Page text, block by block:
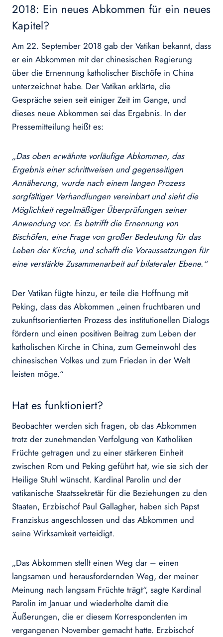
2018: Ein neues Abkommen für ein neues
Kapitel?
Am 22. September 2018 gab der Vatikan bekannt, dass
er ein Abkommen mit der chinesischen Regierung
über die Ernennung katholischer Bischöfe in China
unterzeichnet habe. Der Vatikan erklärte, die
Gespräche seien seit einiger Zeit im Gange, und
dieses neue Abkommen sei das Ergebnis. In der
Pressemitteilung heißt es:
„Das oben erwähnte vorläufige Abkommen, das
Ergebnis einer schrittweisen und gegenseitigen
Annäherung, wurde nach einem langen Prozess
sorgfältiger Verhandlungen vereinbart und sieht die
Möglichkeit regelmäßiger Überprüfungen seiner
Anwendung vor. Es betrifft die Ernennung von
Bischöfen, eine Frage von großer Bedeutung für das
Leben der Kirche, und schafft die Voraussetzungen für
eine verstärkte Zusammenarbeit auf bilateraler Ebene.“
Der Vatikan fügte hinzu, er teile die Hoffnung mit
Peking, dass das Abkommen „einen fruchtbaren und
zukunftsorientierten Prozess des institutionellen Dialogs
fördern und einen positiven Beitrag zum Leben der
katholischen Kirche in China, zum Gemeinwohl des
chinesischen Volkes und zum Frieden in der Welt
leisten möge.“
Hat es funktioniert?
Beobachter werden sich fragen, ob das Abkommen
trotz der zunehmenden Verfolgung von Katholiken
Früchte getragen und zu einer stärkeren Einheit
zwischen Rom und Peking geführt hat, wie sie sich der
Heilige Stuhl wünscht. Kardinal Parolin und der
vatikanische Staatssekretär für die Beziehungen zu den
Staaten, Erzbischof Paul Gallagher, haben sich Papst
Franziskus angeschlossen und das Abkommen und
seine Wirksamkeit verteidigt.
„Das Abkommen stellt einen Weg dar – einen
langsamen und herausfordernden Weg, der meiner
Meinung nach langsam Früchte trägt“, sagte Kardinal
Parolin im Januar und wiederholte damit die
Äußerungen, die er diesem Korrespondenten im
vergangenen November gemacht hatte. Erzbischof